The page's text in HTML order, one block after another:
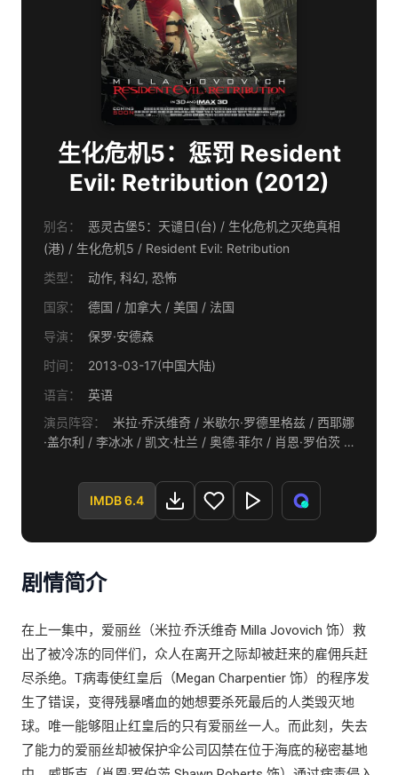
生化危机5：惩罚 Resident
Evil: Retribution (2012)
别名：
恶灵古堡5：天谴日(台) / 生化危机之灭绝真相
(港) / 生化危机5 / Resident Evil: Retribution
类型：
动作, 科幻, 恐怖
国家：
德国 / 加拿大 / 美国 / 法国
导演：
保罗·安德森
时间：
2013-03-17(中国大陆)
语言：
英语
演员阵容：
米拉·乔沃维奇 / 米歇尔·罗德里格兹 / 西耶娜
·盖尔利 / 李冰冰 / 凯文·杜兰 / 奥德·菲尔 / 肖恩·罗伯茨 /
IMDB 6.4
剧情简介
在上一集中，爱丽丝（米拉·乔沃维奇 Milla Jovovich 饰）救
出了被冷冻的同伴们，众人在离开之际却被赶来的雇佣兵赶
尽杀绝。T病毒使红皇后（Megan Charpentier 饰）的程序发
生了错误，变得残暴嗜血的她想要杀死最后的人类毁灭地
球。唯一能够阻止红皇后的只有爱丽丝一人。而此刻，失去
了能力的爱丽丝却被保护伞公司囚禁在位于海底的秘密基地